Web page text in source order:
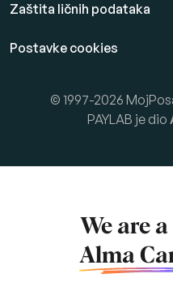
Zaštita ličnih podataka
Postavke cookies
© 1997-2026
PAYLAB je dio
We are
Alma